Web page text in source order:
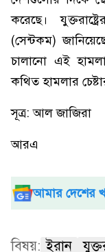
করেছে।
(সেন্টকম)
চালানো এই হামলা
কথিত হামলার
সূত্র: আল জাজিরা
আরএ
আমার দেশের
বিষয়: ইরান